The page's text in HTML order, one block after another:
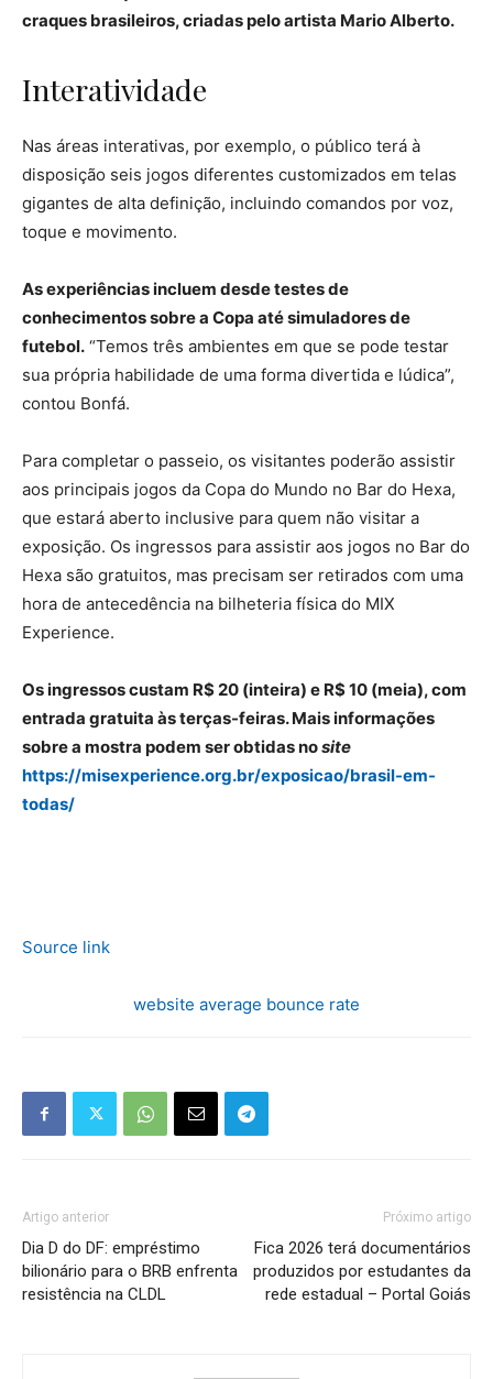
craques brasileiros, criadas pelo artista Mario Alberto.
Interatividade
Nas áreas interativas, por exemplo, o público terá à
disposição seis jogos diferentes customizados em telas
gigantes de alta definição, incluindo comandos por voz,
toque e movimento.
As experiências incluem desde testes de
conhecimentos sobre a Copa até simuladores de
futebol. “Temos três ambientes em que se pode testar
sua própria habilidade de uma forma divertida e lúdica”,
contou Bonfá.
Para completar o passeio, os visitantes poderão assistir
aos principais jogos da Copa do Mundo no Bar do Hexa,
que estará aberto inclusive para quem não visitar a
exposição. Os ingressos para assistir aos jogos no Bar do
Hexa são gratuitos, mas precisam ser retirados com uma
hora de antecedência na bilheteria física do MIX
Experience.
Os ingressos custam R$ 20 (inteira) e R$ 10 (meia), com
entrada gratuita às terças-feiras. Mais informações
sobre a mostra podem ser obtidas nosite
https://misexperience.org.br/exposicao/brasil-em-
todas/
Source link
website average bounce rate
Artigo anterior
Dia D do DF: empréstimo
bilionário para o BRB enfrenta
resistência na CLDL
Próximo artigo
Fica 2026 terá documentários
produzidos por estudantes da
rede estadual – Portal Goiás